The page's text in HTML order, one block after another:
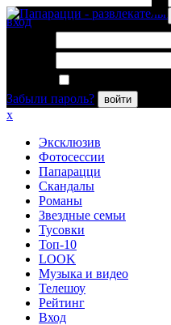
вход
Забыли пароль?
войти
x
Эксклюзив
Фотосессии
Папарацци
Скандалы
Романы
Звездные семьи
Тусовки
Топ-10
LOOK
Музыка и видео
Телешоу
Рейтинг
Вход